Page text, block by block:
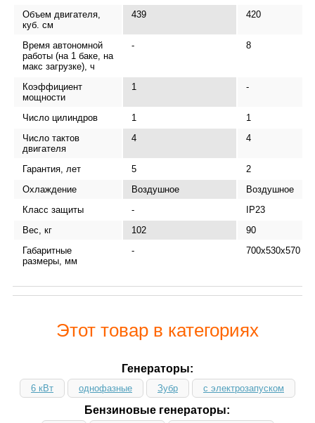
Объем двигателя,
куб. см
439 420
Время автономной
работы (на 1 баке, на
макс загрузке), ч
- 8
Коэффициент
мощности
1 -
Число цилиндров 1
1
Число тактов
двигателя
4 4
Гарантия, лет 5
2
Охлаждение
Воздушное
Воздушное
Класс защиты
-
IP23
Вес, кг
102
90
Габаритные
размеры, мм
- 700х530х570
Этот товар в категориях
Генераторы:
6 кВт однофазные Зубр с электрозапуском
Бензиновые генераторы: